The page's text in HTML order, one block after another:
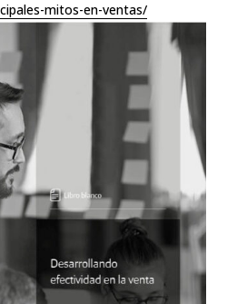
mitos-en-ventas/